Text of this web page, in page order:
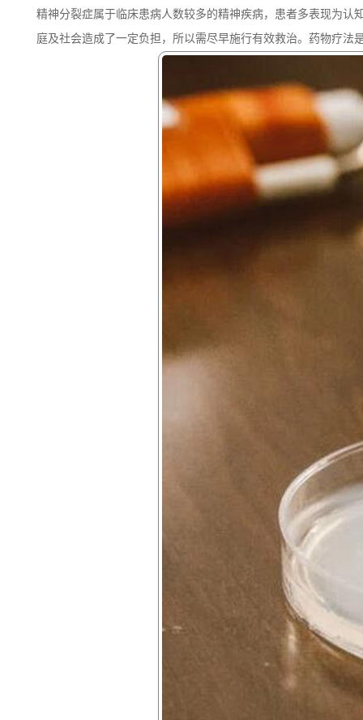
精神分裂症属于临床患病人数较多的精神疾病，患者多表现为
庭及社会造成了一定负担，所以需尽早施行有效救治。药物疗